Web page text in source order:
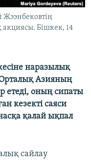
Жээнбековтің
акциясы. Бішкек, 14
наразылық
Азияның
етеді, оның сипаты
кезекті саяси
қалай ықпал
сайлау